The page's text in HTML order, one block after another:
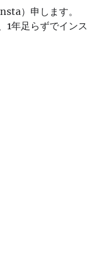
）申します。
年足らずでインス